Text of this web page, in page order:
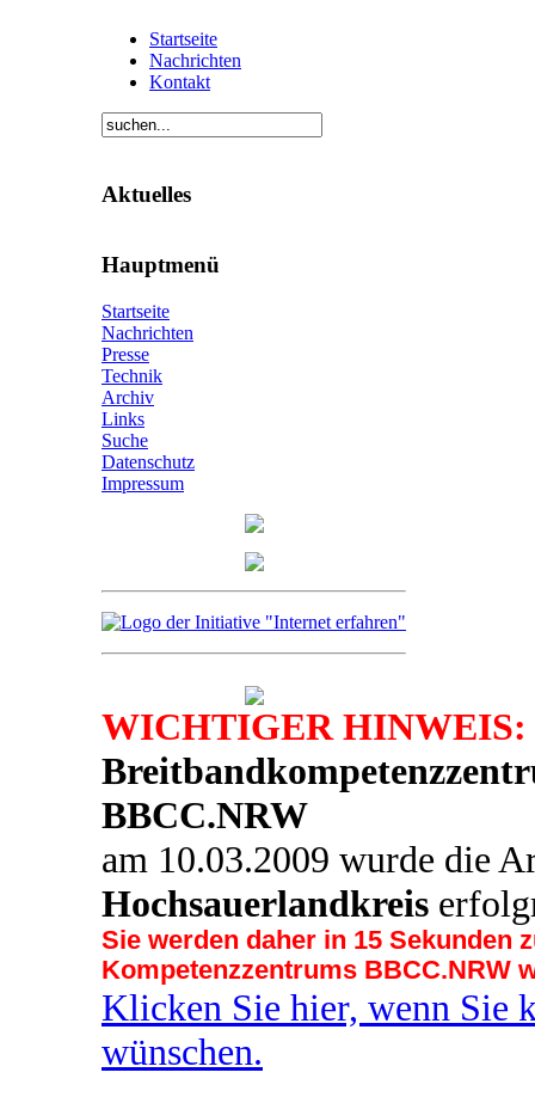
Startseite
Nachrichten
Kontakt
Aktuelles
Hauptmenü
Startseite
Nachrichten
Presse
Technik
Archiv
Links
Suche
Datenschutz
Impressum
WICHTIGER HINWEIS:
BBCC.NRW
am 10.03.2009 wurde die
Hochsauerlandkreis
Sie werden daher in 14 Sekunden
Kompetenzzentrums BBCC.NRW
Klicken Sie hier, wenn Sie
wünschen.